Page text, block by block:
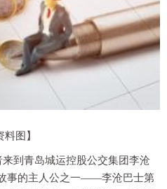
料图】
到青岛城运控股公交集团李沧
事的主人公之一——李沧巴士第